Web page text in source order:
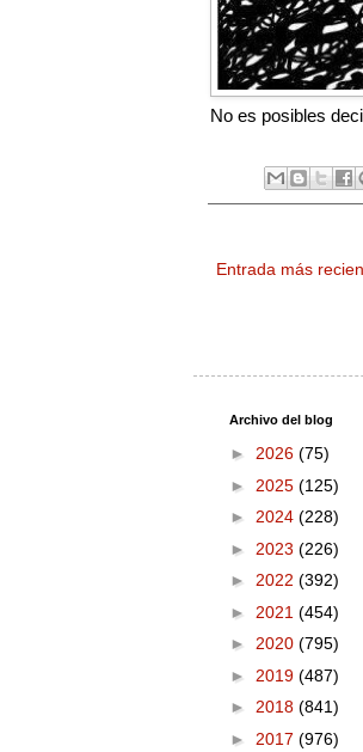
No es posibles
Entrada más
Archivo del blog
► 2026 (75)
► 2025 (125)
► 2024 (228)
► 2023 (226)
► 2022 (392)
► 2021 (454)
► 2020 (795)
► 2019 (487)
► 2018 (841)
► 2017 (976)